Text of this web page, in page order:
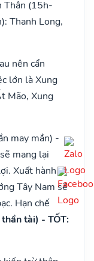
Thân (15h-
Thanh Long,
nên cẩn
lớn là Xung
Mão, Xung
may mắn) -
mang lại
Xuất hành -
Tây Nam sẽ
Hạn chế
tài) - TỐT: